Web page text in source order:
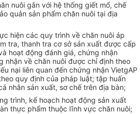
nuôi gắn với hệ thống giết mổ, chế
quản sản phẩm chăn nuôi tại địa
hiện các quy trình về chăn nuôi áp
tra, thanh tra cơ sở sản xuất được cấp
hoạt động đánh giá, chứng nhận
nhận về chăn nuôi được chỉ định theo
nại liên quan đến chứng nhận VietgAP
quy định của pháp luật; tập huấn
nhân sản xuất, sơ chế trên địa bàn;
trình, kế hoạch hoạt động sản xuất
thực phẩm thuộc lĩnh vực chăn nuôi;